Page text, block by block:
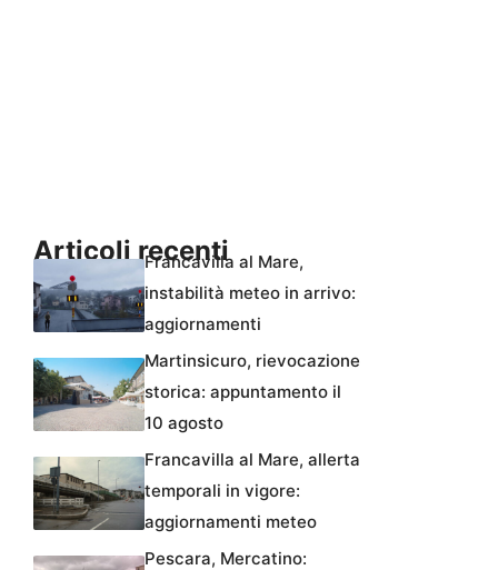
Articoli recenti
Francavilla al Mare,
instabilità meteo in arrivo:
aggiornamenti
Martinsicuro, rievocazione
storica: appuntamento il
10 agosto
Francavilla al Mare, allerta
temporali in vigore:
aggiornamenti meteo
Pescara, Mercatino: